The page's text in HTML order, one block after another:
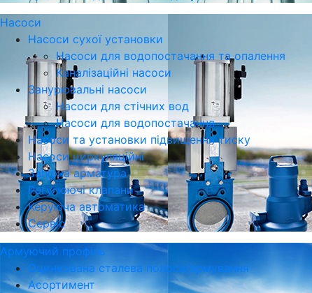
Насоси
Насоси сухої установки
Насоси для водопостачання та опалення
Каналізаційні насоси
Занурювальні насоси
Насоси для стічних вод
Насоси для водопостачання
Насоси та установки підвищення тиску
Насоси циркуляційні
Запірна арматура
Регулюючі клапани
Керуюча автоматика
Сервіс
Армуючий профіль
Оцинкована сталева полоса/армування
Асортимент